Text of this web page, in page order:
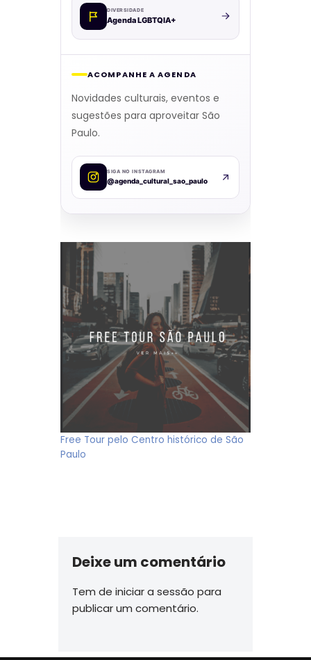
DIVERSIDADE
Agenda LGBTQIA+
ACOMPANHE A AGENDA
Novidades culturais, eventos e
sugestões para aproveitar São
Paulo.
SIGA NO INSTAGRAM
@agenda_cultural_sao_paulo
Free Tour pelo Centro histórico de São
Paulo
Deixe um comentário
Tem de iniciar a sessão para
publicar um comentário.